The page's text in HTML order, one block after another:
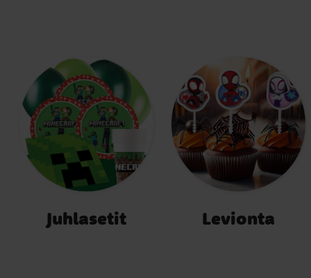
Juhlasetit Levionta